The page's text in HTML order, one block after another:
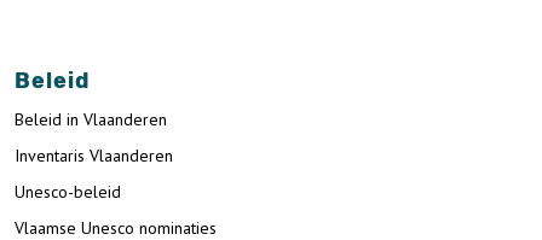
Beleid
Beleid in Vlaanderen
Inventaris Vlaanderen
Unesco-beleid
Vlaamse Unesco nominaties